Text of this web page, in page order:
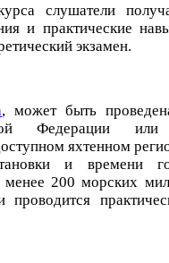
слушатели
и практические
экзамен.
, может быть
Федерации
яхтенном
и времени
200 морских